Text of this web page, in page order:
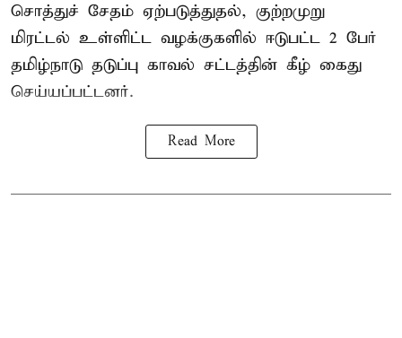
சொத்துச் சேதம் ஏற்படுத்துதல், குற்றமுறு
மிரட்டல் உள்ளிட்ட வழக்குகளில் ஈடுபட்ட 2 பேர்
தமிழ்நாடு தடுப்பு காவல் சட்டத்தின் கீழ் கைது
செய்யப்பட்டனர்.
Read More